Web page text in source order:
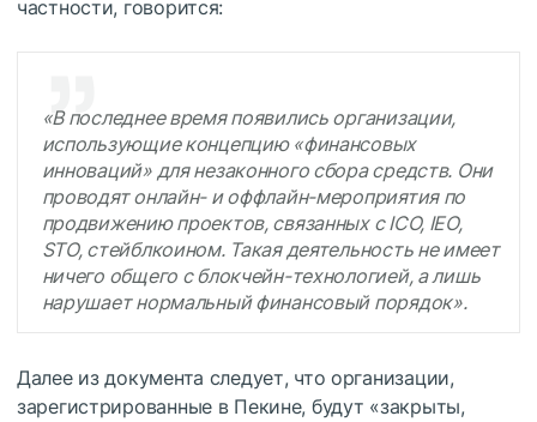
частности, говорится:
«В последнее время появились организации,
использующие концепцию «финансовых
инноваций» для незаконного сбора средств. Они
проводят онлайн- и оффлайн-мероприятия по
продвижению проектов, связанных с ICO, IEO,
STO, стейблкоином. Такая деятельность не имеет
ничего общего с блокчейн-технологией, а лишь
нарушает нормальный финансовый порядок».
Далее из документа следует, что организации,
зарегистрированные в Пекине, будут «закрыты,